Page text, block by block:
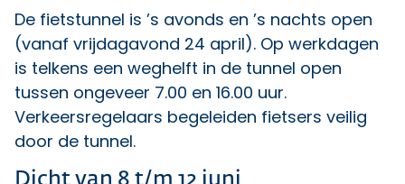
De fietstunnel is ’s avonds en ’s nachts open
(vanaf vrijdagavond 24 april). Op werkdagen
is telkens een weghelft in de tunnel open
tussen ongeveer 7.00 en 16.00 uur.
Verkeersregelaars begeleiden fietsers veilig
door de tunnel.
Dicht van 8 t/m 12 juni